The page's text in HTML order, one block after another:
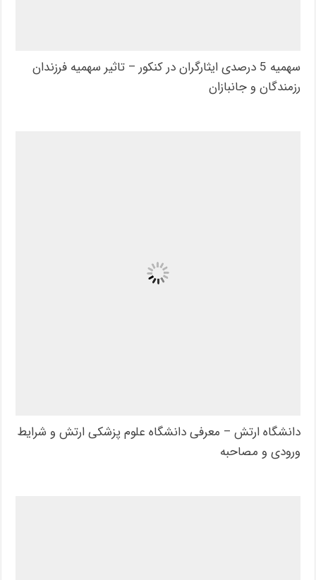
سهمیه 5 درصدی ایثارگران در کنکور – تاثیر سهمیه فرزندان
رزمندگان و جانبازان
دانشگاه ارتش – معرفی دانشگاه علوم پزشکی ارتش و شرایط
ورودی و مصاحبه